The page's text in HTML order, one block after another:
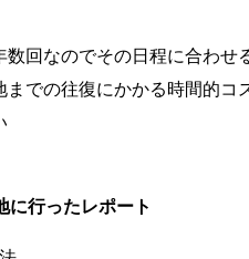
数回なのでその日程に合わせ
での往復にかかる時間的コ
に行ったレポート